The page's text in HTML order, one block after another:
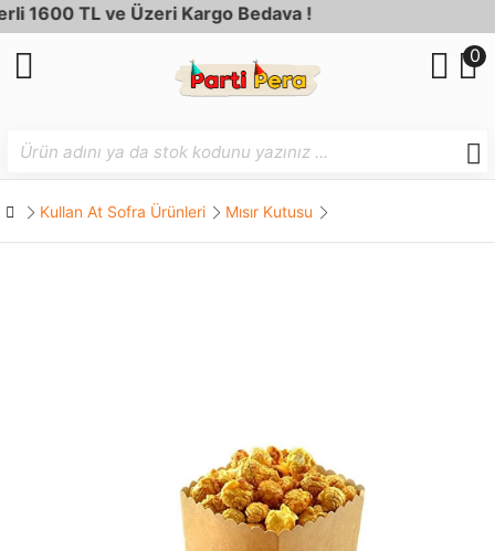
TL ve Üzeri Kargo Bedava !
0
Kullan At Sofra Ürünleri Mısır Kutusu